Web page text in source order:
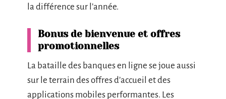
la différence sur l’année.
Bonus de bienvenue et offres
promotionnelles
La bataille des banques en ligne se joue aussi
sur le terrain des offres d’accueil et des
applications mobiles performantes. Les